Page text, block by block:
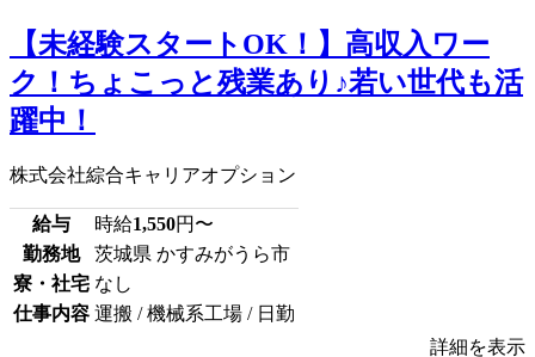
【未経験スタートOK！】高収入ワー
ク！ちょこっと残業あり♪若い世代も活
躍中！
株式会社綜合キャリアオプション
給与 時給1,550円〜
勤務地
茨城県 かすみがうら市
寮・社宅 なし
仕事内容 運搬 / 機械系工場 / 日勤
詳細を表示